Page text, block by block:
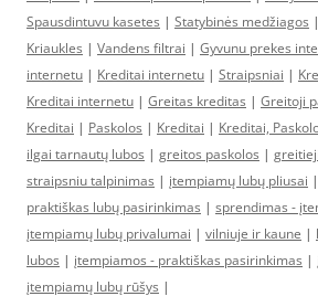
Spausdintuvu kasetes | Statybinės medžiagos |
Kriaukles | Vandens filtrai | Gyvunu prekes
internetu | Kreditai internetu | Straipsniai |
Kreditai internetu | Greitas kreditas | Greitoji
Kreditai | Paskolos | Kreditai | Kreditai,
ilgai tarnautų lubos | greitos paskolos |
straipsniu talpinimas | įtempiamų lubų pliusai |
praktiškas lubų pasirinkimas | sprendimas -
įtempiamų lubų privalumai | vilniuje ir kaune |
lubos | įtempiamos - praktiškas pasirinkimas |
įtempiamų lubų rūšys |